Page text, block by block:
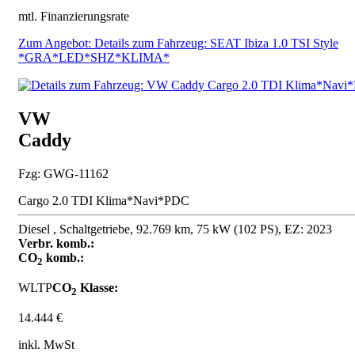
mtl. Finanzierungsrate
Zum Angebot: Details zum Fahrzeug: SEAT Ibiza 1.0 TSI Style
*GRA*LED*SHZ*KLIMA*
VW
Caddy
Fzg: GWG-11162
Cargo 2.0 TDI Klima*Navi*PDC
Diesel , Schaltgetriebe, 92.769 km, 75 kW (102 PS), EZ: 2023
Verbr. komb.:
CO2 komb.:
WLTPCO2 Klasse:
14.444 €
inkl. MwSt